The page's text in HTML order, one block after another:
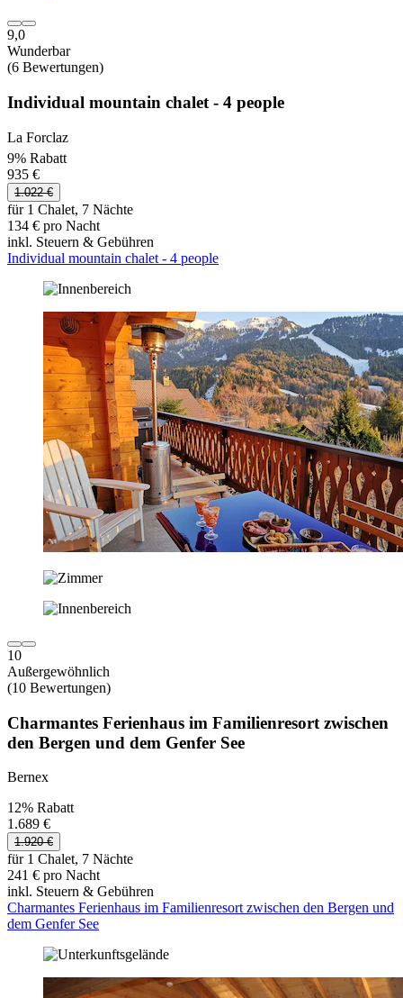
9,0
Wunderbar
(6 Bewertungen)
Individual mountain chalet - 4 people
La Forclaz
9% Rabatt
935 €
1.022 €
für 1 Chalet, 7 Nächte
134 € pro Nacht
inkl. Steuern & Gebühren
Individual mountain chalet - 4 people
10
Außergewöhnlich
(10 Bewertungen)
Charmantes Ferienhaus im Familienresort zwischen
den Bergen und dem Genfer See
Bernex
12% Rabatt
1.689 €
1.920 €
für 1 Chalet, 7 Nächte
241 € pro Nacht
inkl. Steuern & Gebühren
Charmantes Ferienhaus im Familienresort zwischen den Bergen und
dem Genfer See